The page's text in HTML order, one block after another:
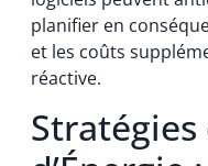
planifier en
et les coûts
réactive.
Stratégies